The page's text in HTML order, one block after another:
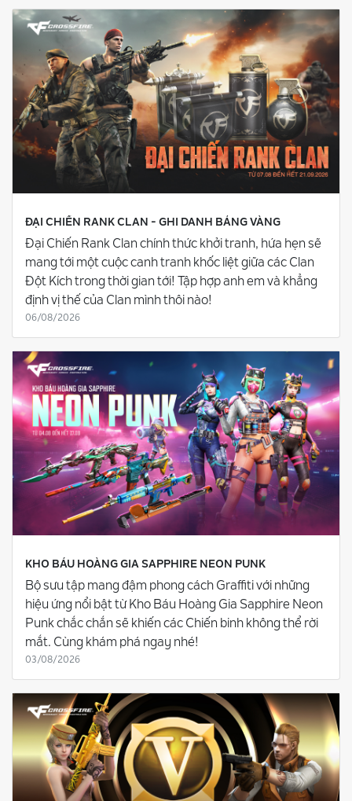
ĐẠI CHIẾN RANK CLAN - GHI DANH BẢNG VÀNG
Đại Chiến Rank Clan chính thức khởi tranh, hứa hẹn sẽ
mang tới một cuộc canh tranh khốc liệt giữa các Clan
Đột Kích trong thời gian tới! Tập hợp anh em và khẳng
định vị thế của Clan mình thôi nào!
06/08/2026
KHO BÁU HOÀNG GIA SAPPHIRE NEON PUNK
Bộ sưu tập mang đậm phong cách Graffiti với những
hiệu ứng nổi bật từ Kho Báu Hoàng Gia Sapphire Neon
Punk chắc chắn sẽ khiến các Chiến binh không thể rời
mắt. Cùng khám phá ngay nhé!
03/08/2026